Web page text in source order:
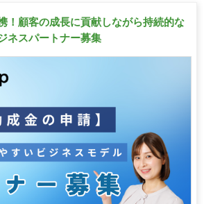
！顧客の成長に貢献しながら持続的な
ネスパートナー募集